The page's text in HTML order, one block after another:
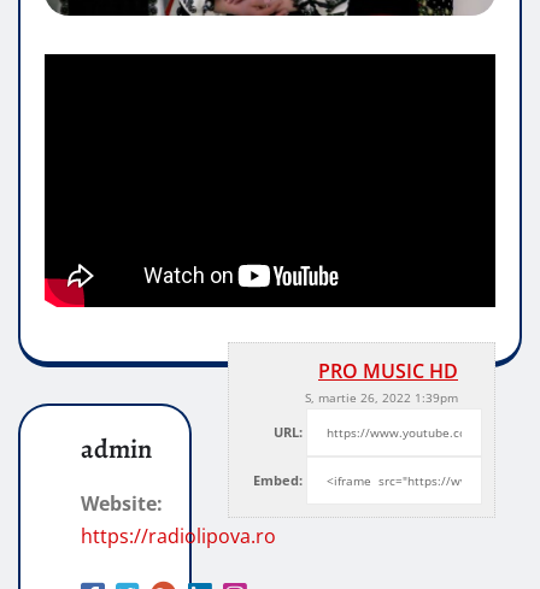
PRO MUSIC HD
S, martie 26, 2022 1:39pm
URL:
Embed:
admin
Website:
https://radiolipova.ro